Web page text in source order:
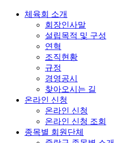
체육회 소개
회장인사말
설립목적 및 구성
연혁
조직현황
규정
경영공시
찾아오시는 길
온라인 신청
온라인 신청
온라인 신청 조회
종목별 회원단체